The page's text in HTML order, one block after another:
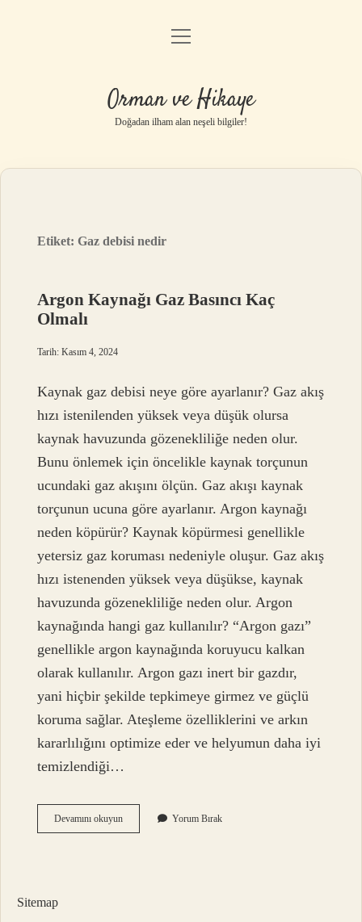
Anasayfa
Yasal Uyarı
menüyü
Orman ve Hikaye
Doğadan ilham alan neşeli bilgiler!
Etiket:Gaz debisi nedir
Argon Kaynağı Gaz Basıncı Kaç
Olmalı
Tarih: Kasım 4, 2024
Kaynak gaz debisi neye göre ayarlanır? Gaz akış
hızı istenilenden yüksek veya düşük olursa
kaynak havuzunda gözenekliliğe neden olur.
Bunu önlemek için öncelikle kaynak torçunun
ucundaki gaz akışını ölçün. Gaz akışı kaynak
torçunun ucuna göre ayarlanır. Argon kaynağı
neden köpürür? Kaynak köpürmesi genellikle
yetersiz gaz koruması nedeniyle oluşur. Gaz akış
hızı istenenden yüksek veya düşükse, kaynak
havuzunda gözenekliliğe neden olur. Argon
kaynağında hangi gaz kullanılır? “Argon gazı”
genellikle argon kaynağında koruyucu kalkan
olarak kullanılır. Argon gazı inert bir gazdır,
yani hiçbir şekilde tepkimeye girmez ve güçlü
koruma sağlar. Ateşleme özelliklerini ve arkın
kararlılığını optimize eder ve helyumun daha iyi
temizlendiği…
Devamını okuyunArgon
Kaynağı
Yorum Bırak
Sitemap